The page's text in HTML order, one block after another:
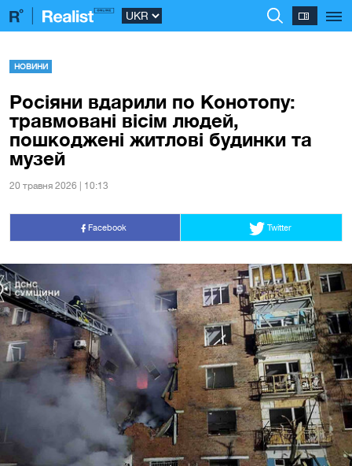
НОВИНИ
Росіяни вдарили по Конотопу:
травмовані вісім людей,
пошкоджені житлові будинки та
музей
20 травня 2026 | 10:13
Facebook Twitter